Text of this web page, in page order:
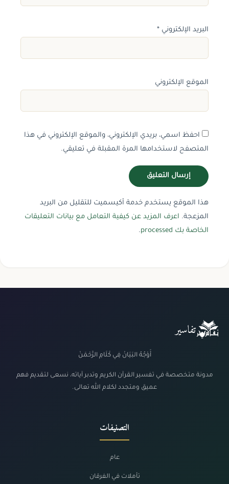
البريد الإلكتروني *
الموقع الإلكتروني
احفظ اسمي، بريدي الإلكتروني، والموقع الإلكتروني في هذا
المتصفح لاستخدامها المرة المقبلة في تعليقي.
هذا الموقع يستخدم خدمة أكيسميت للتقليل من البريد
المزعجة. اعرف المزيد عن كيفية التعامل مع بيانات التعليقات
الخاصة بك processed
.
تفاسير
أَوْجُهُ البَيَانْ فِي كَلَامِ الرَّحْمَنْ
مدونة متخصصة في تفسير القرآن الكريم وتدبر آياته، نسعى لتقديم فهم
عميق ومتجدد لكلام الله تعالى.
التصنيفات
عام
تأملات في الفرقان